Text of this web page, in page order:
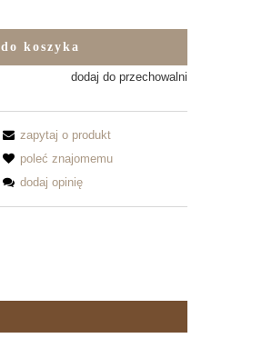
do koszyka
dodaj do przechowalni
zapytaj o produkt
poleć znajomemu
dodaj opinię